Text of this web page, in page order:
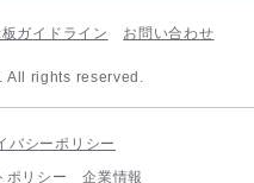
ガイドライン お問い合わせ
All rights reserved.
バシーポリシー
ポリシー
企業情報